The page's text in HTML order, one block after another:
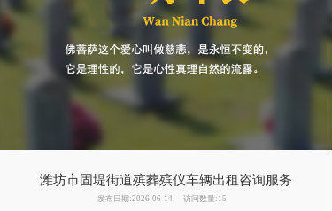
潍坊市固堤街道殡葬殡仪车辆出租咨询服务
发布日期:2026-06-14 访问数量:15